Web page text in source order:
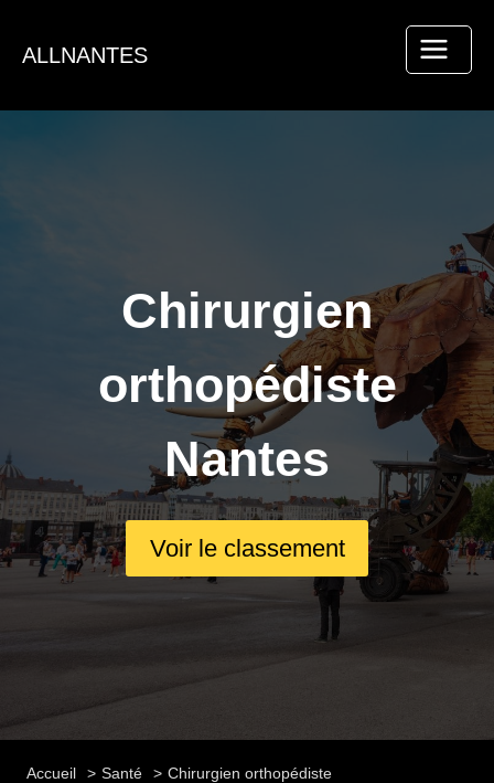
contenu
ALLNANTES
Chirurgien
orthopédiste
Nantes
Voir le classement
Accueil Santé Chirurgien orthopédiste